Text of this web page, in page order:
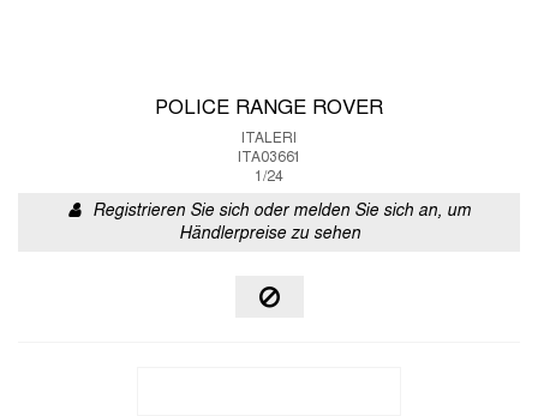
POLICE RANGE ROVER
ITALERI
ITA03661
1/24
Registrieren Sie sich oder melden Sie sich an, um
Händlerpreise zu sehen